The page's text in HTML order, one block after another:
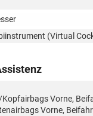
(Virtual
Vorne,
Vorne,